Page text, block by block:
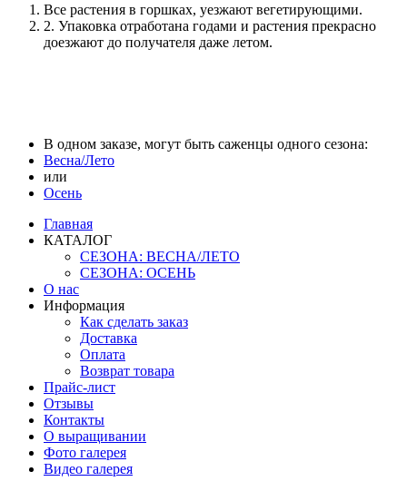
Все растения в горшках, уезжают вегетирующими.
2. Упаковка отработана годами и растения прекрасно
доезжают до получателя даже летом.
В одном заказе, могут быть саженцы одного сезона:
Весна/Лето
или
Осень
Главная
КАТАЛОГ
СЕЗОНА: ВЕСНА/ЛЕТО
СЕЗОНА: ОСЕНЬ
О нас
Информация
Как сделать заказ
Доставка
Оплата
Возврат товара
Прайс-лист
Отзывы
Контакты
О выращивании
Фото галерея
Видео галерея